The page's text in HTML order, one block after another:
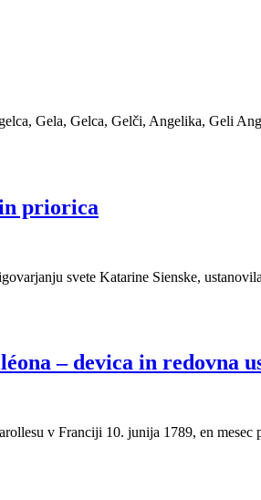
Gela, Gelca, Gelči, Angelika, Geli
priorica
svete Katarine Sienske,
– devica in redovna
v Franciji 10. junija 1789, en